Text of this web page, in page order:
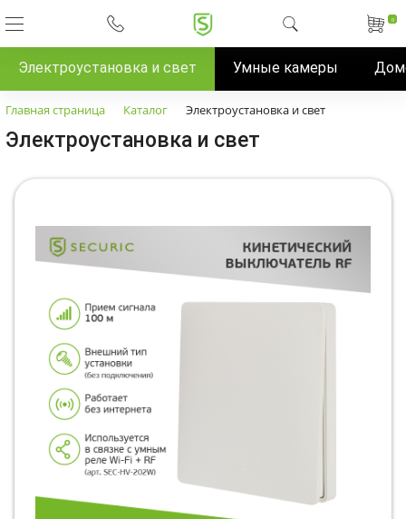
Электроустановка и свет Умные камеры
0
Главная страница Каталог Электроустановка и свет
Электроустановка и свет